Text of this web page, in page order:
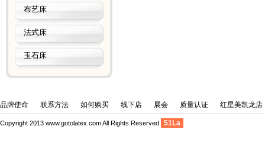
布艺床
法式床
玉石床
品牌使命 联系方法 如何购买 线下店 展会 质量认证 红星美凯龙店
Copyright 2013 www.gotolatex.com All Rights Reserved 51La